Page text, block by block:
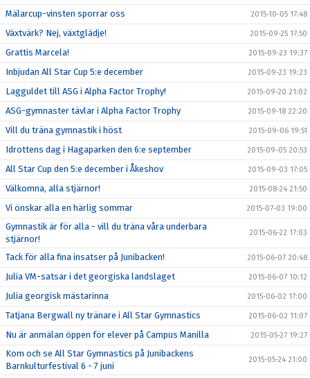
Mälarcup-vinsten sporrar oss 2015-10-05 17:48
Växtvärk? Nej, växtglädje! 2015-09-25 17:50
Grattis Marcela! 2015-09-23 19:37
Inbjudan All Star Cup 5:e december 2015-09-23 19:23
Lagguldet till ASG i Alpha Factor Trophy! 2015-09-20 21:02
ASG-gymnaster tävlar i Alpha Factor Trophy 2015-09-18 22:20
Vill du träna gymnastik i höst 2015-09-06 19:51
Idrottens dag i Hagaparken den 6:e september 2015-09-05 20:53
All Star Cup den 5:e december i Åkeshov 2015-09-03 17:05
Välkomna, alla stjärnor! 2015-08-24 21:50
Vi önskar alla en härlig sommar 2015-07-03 19:00
Gymnastik är för alla - vill du träna våra underbara
stjärnor!
2015-06-22 17:03
Tack för alla fina insatser på Junibacken! 2015-06-07 20:48
Julia VM-satsar i det georgiska landslaget 2015-06-07 10:12
Julia georgisk mästarinna 2015-06-02 17:00
Tatjana Bergwall ny tränare i All Star Gymnastics 2015-06-02 11:07
Nu är anmälan öppen för elever på Campus Manilla 2015-05-27 19:27
Kom och se All Star Gymnastics på Junibackens
Barnkulturfestival 6 - 7 juni
2015-05-24 21:00